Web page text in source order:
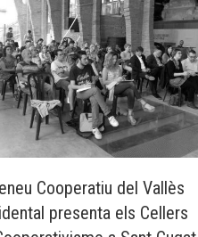
Cooperatiu del Vallès
presenta els Cellers